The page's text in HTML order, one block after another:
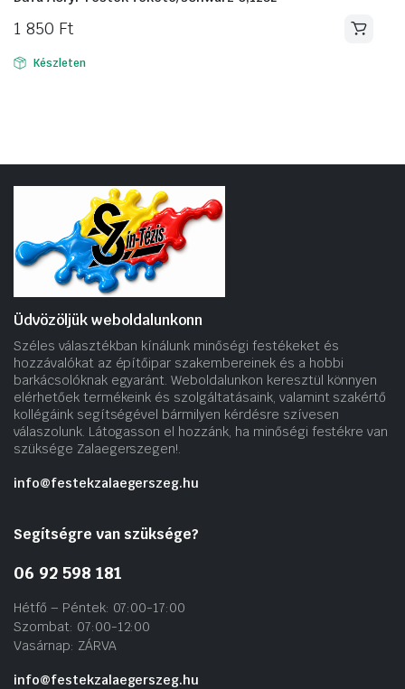
1 850 Ft
Készleten
Üdvözöljük weboldalunkonn
Széles választékban kínálunk minőségi festékeket és
hozzávalókat az építőipar szakembereinek és a hobbi
barkácsolóknak egyaránt. Weboldalunkon keresztül könnyen
elérhetőek termékeink és szolgáltatásaink, valamint szakértő
kollégáink segítségével bármilyen kérdésre szívesen
válaszolunk. Látogasson el hozzánk, ha minőségi festékre van
szüksége Zalaegerszegen!.
info@festekzalaegerszeg.hu
Segítségre van szüksége?
06 92 598 181
Hétfő – Péntek: 07:00-17:00
Szombat: 07:00-12:00
Vasárnap: ZÁRVA
info@festekzalaegerszeg.hu